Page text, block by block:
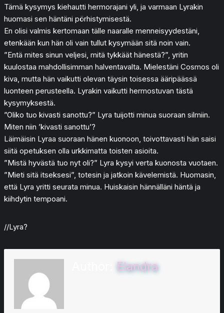
Tämä kysymys kiehautti hermorajani yli, ja varmaan Lyrakin
huomasi sen häntäni pörhistymisestä.
En olisi valmis kertomaan tälle naaralle menneisyydestäni,
etenkään kun hän oli vain tullut kysymään sitä noin vain.
”Entä mites sinun veljesi, mitä tykkäät hänestä?”, yritin
kuulostaa mahdollisimman halventavalta. Mielestäni Cosmos oli
kiva, mutta hän vaikutti olevan täysin toisessa ääripäässä
luonteen perusteella. Lyrakin vaikutti hermostuvan tästä
kysymyksestä.
”Oliko tuo kivasti sanottu?” Lyra tuijotti minua suoraan silmiin.
Miten niin ’kivasti sanottu’?
Läimäisin Lyraa suoraan hänen kuonoon, toivottavasti hän saisi
siitä opetuksen olla urkkimatta toisten asioita.
”Mistä hyvästä tuo nyt oli?” Lyra kysyi verta kuonosta vuotaen.
”Mieti sitä itseksesi”, totesin ja jatkoin kävelemistä. Huomasin,
että Lyra yritti seurata minua. Huiskaisin hännälläni häntä ja
kiihdytin tempoani.
//Lyra?
Elandra